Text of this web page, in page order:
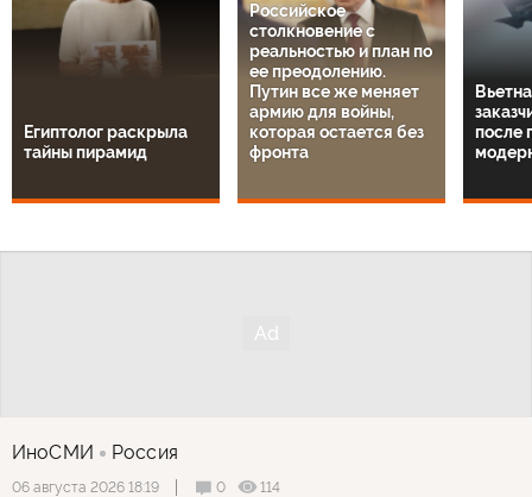
Египтолог раскрыла
тайны пирамид
Российское
столкновение с
реальностью и план по
ее преодолению.
Путин все же меняет
армию для войны,
которая остается без
фронта
после
ИноСМИ Россия
06 августа 2026 18:19 0 114